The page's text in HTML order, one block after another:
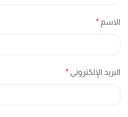
الاسم *
البريد الإلكتروني *